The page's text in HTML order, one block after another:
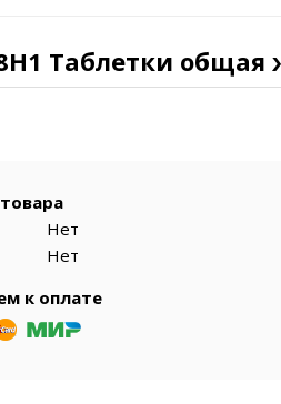
Таблетки общая
Нет
Нет
к оплате